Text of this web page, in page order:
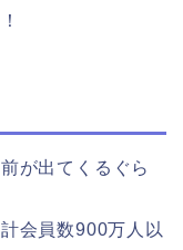
が出てくるぐら
会員数900万人以